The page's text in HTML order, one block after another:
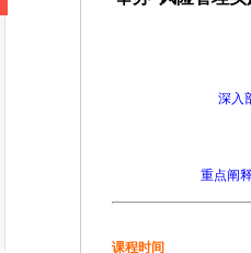
深入
重点阐
课程时间